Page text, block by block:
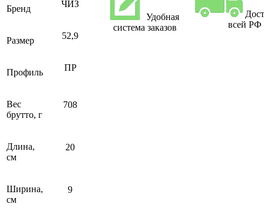
Бренд ЧИЗ
Размер 52,9
Профиль ПР
Вес
брутто, г
708
Длина,
см
20
Ширина,
см
9
Удобная
система заказов
всей РФ